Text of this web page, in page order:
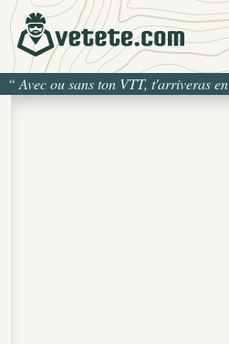
“ Avec ou sans ton VTT, t'arriveras